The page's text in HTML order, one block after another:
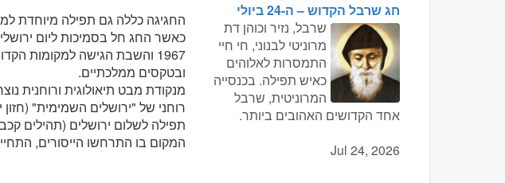
חג שרבל הקדוש – ה-24 ביולי
שרבל, נזיר וכוהן דת
מרוניטי לבנוני, חי חיי
התמסרות לאלוהים
כאיש תפילה. בכנסייה
המרוניטית, שרבל
אחד הקדושים האהובים ביותר.
Jul 24, 2026
החגיגה כללה גם תפילה מיוחדת
כאשר החג חל בסמיכות ליום
1967 והשבת הגישה למקומות
ובטקסים ממלכתיים.
מנקודת מבט תיאולוגית ורוחנית
רוחני של "ירושלים השמימית"
תפילה לשלום ירושלים (תהילים
המקום בו התרחשו הייסורים,